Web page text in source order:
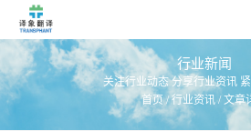
行业新闻
关注行业动态 分享行业资讯
首页/行业资讯 / 文章